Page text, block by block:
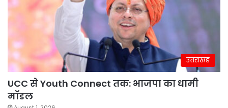
उत्तराखंड
UCC से Youth Connect तक: भाजपा का धामी
मॉडल